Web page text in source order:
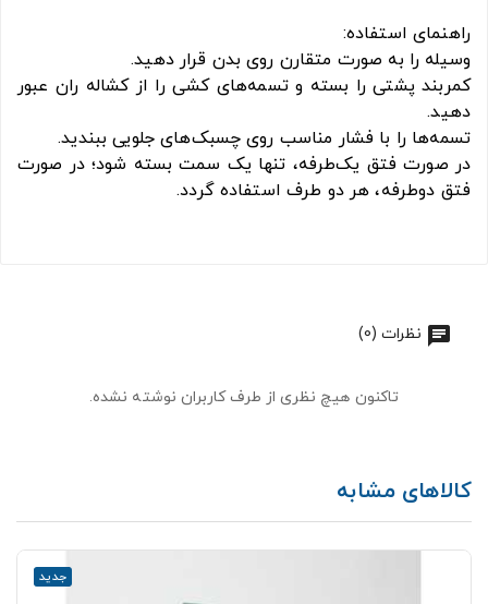
راهنمای استفاده:
وسیله را به صورت متقارن روی بدن قرار دهید.
کمربند پشتی را بسته و تسمه‌های کشی را از کشاله ران عبور
دهید.
تسمه‌ها را با فشار مناسب روی چسبک‌های جلویی ببندید.
در صورت فتق یک‌طرفه، تنها یک سمت بسته شود؛ در صورت
فتق دوطرفه، هر دو طرف استفاده گردد.
نظرات (0)
تاکنون هیچ نظری از طرف کاربران نوشته نشده.
کالاهای مشابه
جدید